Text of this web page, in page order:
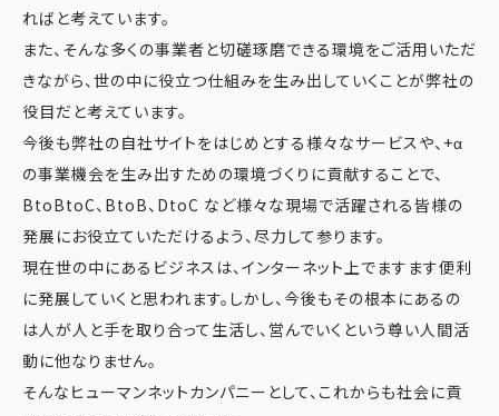
ればと考えています。
また、そんな多くの事業者と切磋琢磨できる環境をご活用いただ
きながら、世の中に役立つ仕組みを生み出していくことが弊社の
役目だと考えています。
今後も弊社の自社サイトをはじめとする様々なサービスや、+α
の事業機会を生み出すための環境づくりに貢献することで、
BtoBtoC、BtoB、DtoC など様々な現場で活躍される皆様の
発展にお役立ていただけるよう、尽力して参ります。
現在世の中にあるビジネスは、インターネット上でますます便利
に発展していくと思われます。しかし、今後もその根本にあるの
は人が人と手を取り合って生活し、営んでいくという尊い人間活
動に他なりません。
そんなヒューマンネットカンパニーとして、これからも社会に貢